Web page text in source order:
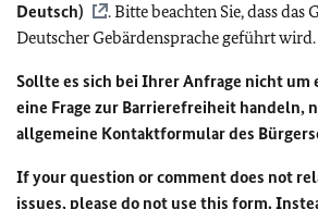
Deutsch)
. Bitte beachten Sie, dass das
Deutscher Gebärdensprache geführt wird.
Sollte es sich bei Ihrer Anfrage nicht um
eine Frage zur Barrierefreiheit handeln,
allgemeine Kontaktformular des
If your question or comment does not
issues, please do not use this form.